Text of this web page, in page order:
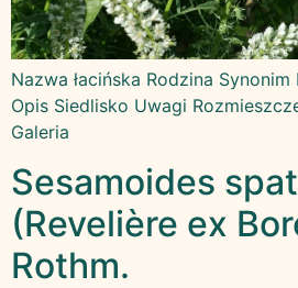
Nazwa łacińska Rodzina
Opis Siedlisko Uwagi
Galeria
Sesamoides
(Revelière ex
Rothm.